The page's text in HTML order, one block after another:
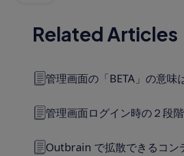
Related Articles
管理画面の「BETA」の意味
管理画面ログイン時の２段
Outbrain で拡散できるコン